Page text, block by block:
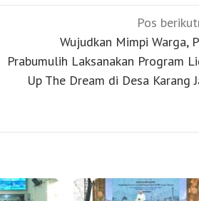
Pos
Wujudkan Mimpi Warga,
Prabumulih Laksanakan Program
Up The Dream di Desa Karang